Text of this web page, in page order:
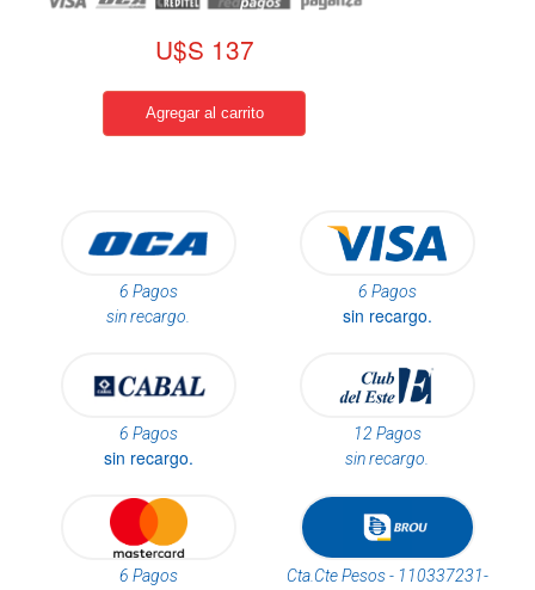
U$S 137
6 Pagos
sin recargo.
6 Pagos
sin recargo.
6 Pagos
sin recargo.
12 Pagos
sin recargo.
6 Pagos
Cta.Cte Pesos - 110337231-